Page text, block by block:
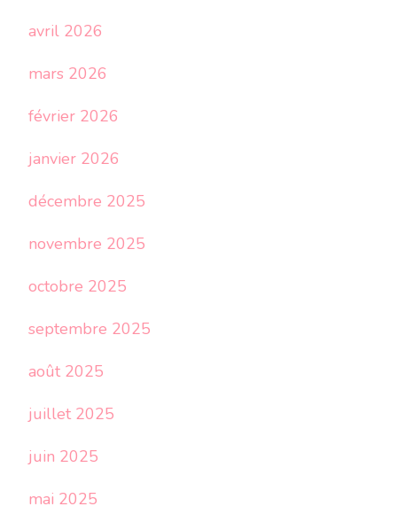
avril 2026
mars 2026
février 2026
janvier 2026
décembre 2025
novembre 2025
octobre 2025
septembre 2025
août 2025
juillet 2025
juin 2025
mai 2025